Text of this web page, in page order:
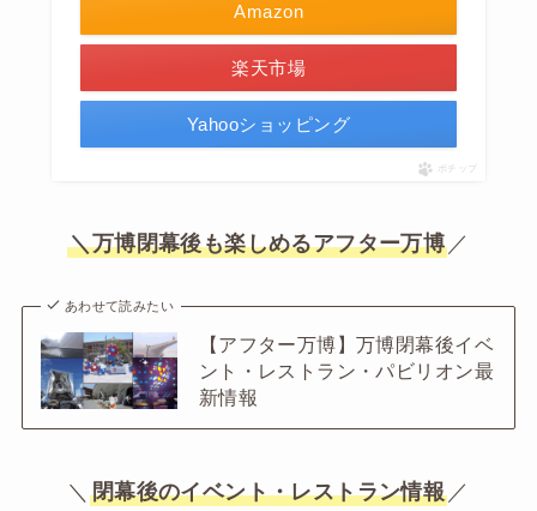
Amazon
楽天市場
Yahooショッピング
ポチップ
＼万博閉幕後も楽しめるアフター万博 ／
あわせて読みたい
【アフター万博】万博閉幕後イベ
ント・レストラン・パビリオン最
新情報
＼ 閉幕後のイベント・レストラン情報 ／